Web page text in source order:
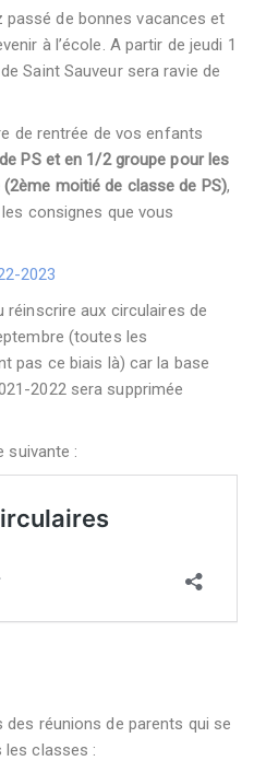
de bonnes vacances et
à l’école. A partir de jeudi 1
Saint Sauveur sera ravie de
de rentrée de vos enfants
PS et en 1/2 groupe pour les
moitié de classe de PS),
consignes que vous
2023
réinscrire aux circulaires de
(toutes les
pas ce biais là) car la base
2022 sera supprimée
suivante :
réunions de parents qui se
les classes :